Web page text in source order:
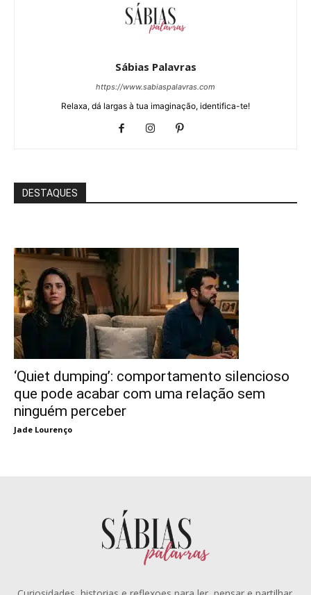
Sábias Palavras
https://www.sabiaspalavras.com
Relaxa, dá largas à tua imaginação, identifica-te!
DESTAQUES
‘Quiet dumping’: comportamento silencioso
que pode acabar com uma relação sem
ninguém perceber
Jade Lourenço